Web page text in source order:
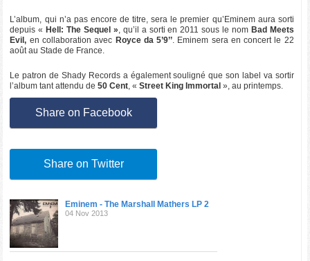
L’album, qui n’a pas encore de titre, sera le premier qu’Eminem aura sorti
depuis «Hell: The Sequel », qu’il a sorti en 2011 sous le nom Bad Meets
Evil, en collaboration avec Royce da 5’9’’. Eminem sera en concert le 22
août au Stade de France.
Le patron de Shady Records a également souligné que son label va sortir
l’album tant attendu de50 Cent, « Street King Immortal», au printemps.
Share on Facebook
Share on Twitter
Eminem - The Marshall Mathers LP 2
04 Nov 2013